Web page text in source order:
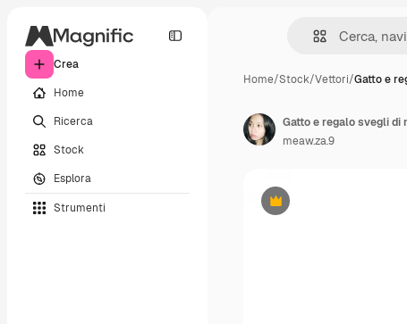
Crea
Home
Ricerca
Stock
Esplora
Strumenti
Home/Stock/Vettori/Gatto e
Premium
Gatto e regalo svegli
meaw.za.9